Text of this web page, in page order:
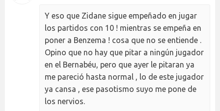
Y eso que Zidane sigue empeñado en jugar
los partidos con 10 ! mientras se empeña en
poner a Benzema ! cosa que no se entiende .
Opino que no hay que pitar a ningún jugador
en el Bernabéu, pero que ayer le pitaran ya
me pareció hasta normal , lo de este jugador
ya cansa , ese pasotismo suyo me pone de
los nervios.